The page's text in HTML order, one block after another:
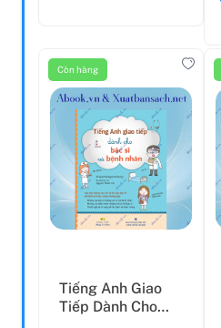
Còn hàng
Tiếng Anh Giao
Tiếp Dành Cho